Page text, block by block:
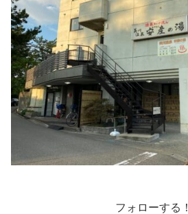
フォローする！